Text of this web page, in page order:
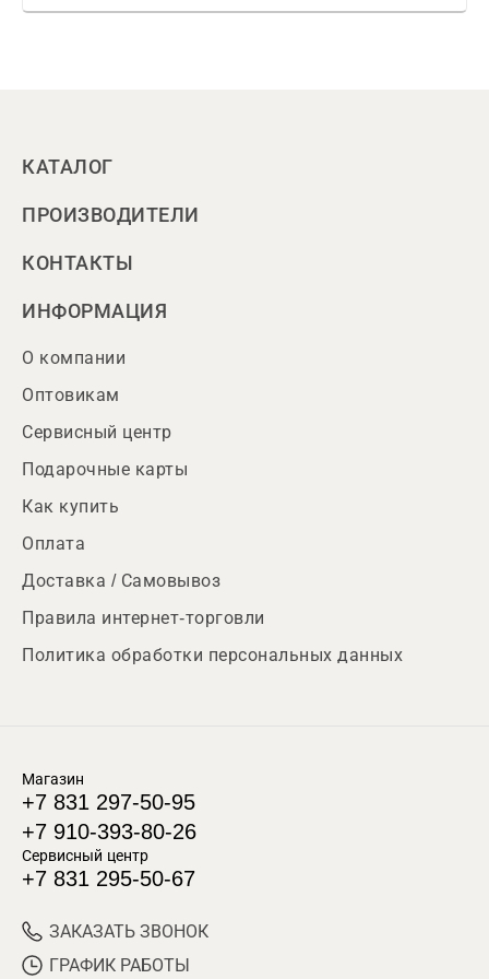
КАТАЛОГ
ПРОИЗВОДИТЕЛИ
КОНТАКТЫ
ИНФОРМАЦИЯ
О компании
Оптовикам
Сервисный центр
Подарочные карты
Как купить
Оплата
Доставка / Самовывоз
Правила интернет-торговли
Политика обработки персональных данных
Магазин
+7 831 297-50-95
+7 910-393-80-26
Сервисный центр
+7 831 295-50-67
ЗАКАЗАТЬ ЗВОНОК
ГРАФИК РАБОТЫ